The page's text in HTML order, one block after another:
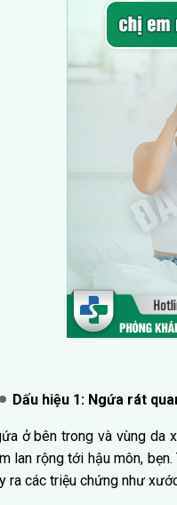
Dấu hiệu 1: Ngứa rát
ở bên trong và vùng da
lan rộng tới hậu môn,
ra các triệu chứng như